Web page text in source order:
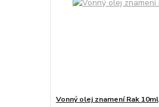
Vonný olej znamení Rak 10ml